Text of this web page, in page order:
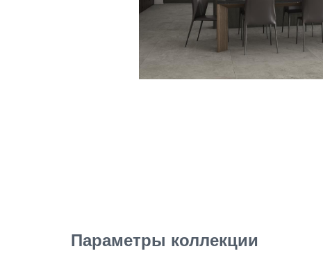
Параметры коллекции